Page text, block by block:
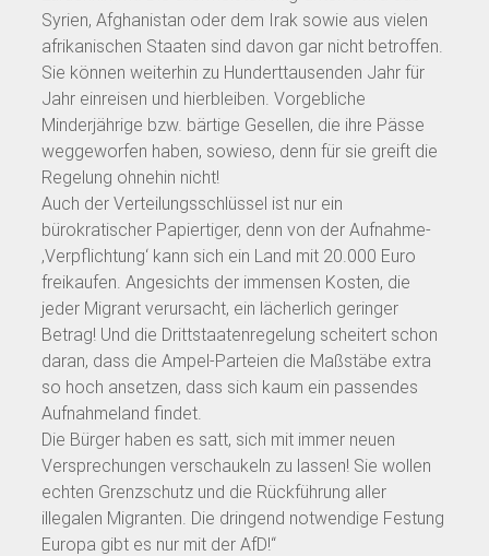
Syrien, Afghanistan oder dem Irak sowie aus vielen
afrikanischen Staaten sind davon gar nicht betroffen.
Sie können weiterhin zu Hunderttausenden Jahr für
Jahr einreisen und hierbleiben. Vorgebliche
Minderjährige bzw. bärtige Gesellen, die ihre Pässe
weggeworfen haben, sowieso, denn für sie greift die
Regelung ohnehin nicht!
Auch der Verteilungsschlüssel ist nur ein
bürokratischer Papiertiger, denn von der Aufnahme-
‚Verpflichtung‘ kann sich ein Land mit 20.000 Euro
freikaufen. Angesichts der immensen Kosten, die
jeder Migrant verursacht, ein lächerlich geringer
Betrag! Und die Drittstaatenregelung scheitert schon
daran, dass die Ampel-Parteien die Maßstäbe extra
so hoch ansetzen, dass sich kaum ein passendes
Aufnahmeland findet.
Die Bürger haben es satt, sich mit immer neuen
Versprechungen verschaukeln zu lassen! Sie wollen
echten Grenzschutz und die Rückführung aller
illegalen Migranten. Die dringend notwendige Festung
Europa gibt es nur mit der AfD!“